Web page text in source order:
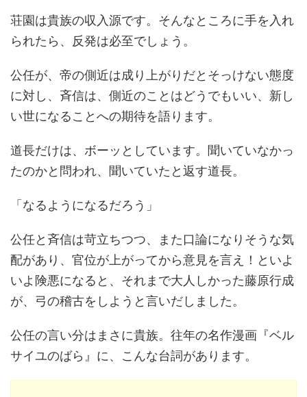
荘園は貴族の収入源です。そんなところに手を入れ
られたら、反発は必至でしょう。
公任が、帝の側近は成り上がりだとそっけない態度
に対し、斉信は、側近のことはどうでもいい、新し
い世になることへの期待を語ります。
道長だけは、ボーッとしています。聞いていなかっ
たのかと問われ、聞いていたと返す道長。
「なるようになるだろう」
公任と斉信は苛立ちつつ、また口論になりそうな気
配があり、官位が上がってから意見を言え！といよ
いよ険悪になると、それまで大人しかった藤原行成
が、弓の稽古をしようと言いだしました。
公任の言い分はまさに貴族。往年の名作漫画『ベル
サイユのばら』に、こんな台詞があります。